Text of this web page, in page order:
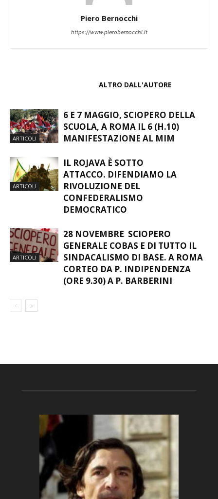
Piero Bernocchi
https://www.pierobernocchi.it
ALTRO DALL'AUTORE
ARTICOLI
6 E 7 MAGGIO, SCIOPERO DELLA
SCUOLA, A ROMA IL 6 (H.10)
MANIFESTAZIONE AL MIM
ARTICOLI
IL ROJAVA È SOTTO
ATTACCO. DIFENDIAMO LA
RIVOLUZIONE DEL
CONFEDERALISMO
DEMOCRATICO
ARTICOLI
28 NOVEMBRE SCIOPERO
GENERALE COBAS E DI TUTTO IL
SINDACALISMO DI BASE. A ROMA
CORTEO DA P. INDIPENDENZA
(ORE 9.30) A P. BARBERINI